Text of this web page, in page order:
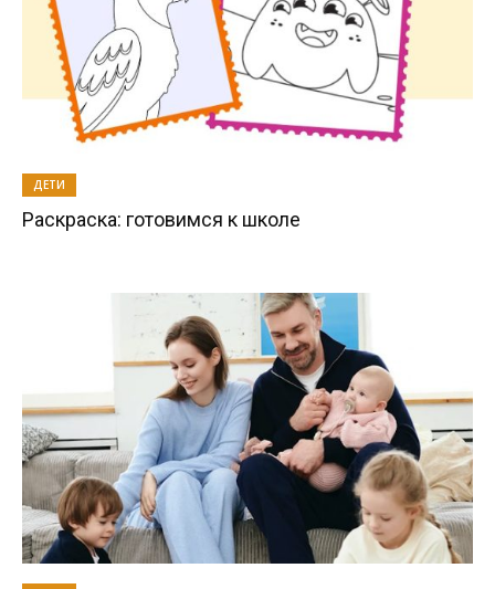
ДЕТИ
Раскраска: готовимся к школе